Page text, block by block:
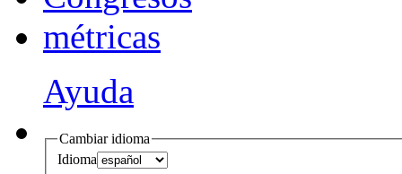
métricas
Ayuda
Cambiar idioma
Idioma